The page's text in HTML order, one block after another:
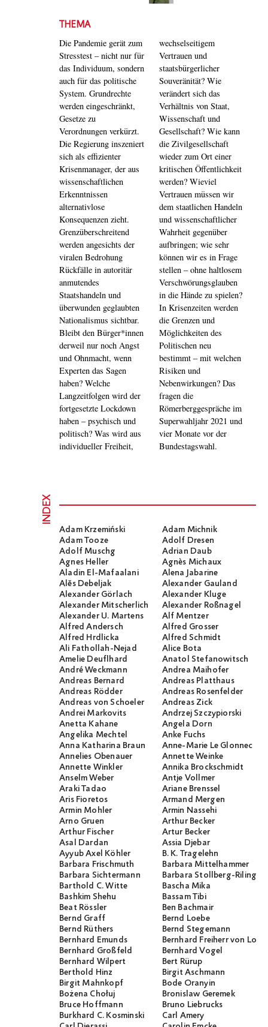
THEMA
Die Pandemie gerät zum
Stresstest – nicht nur für
das Individuum, sondern
auch für das politische
System. Grundrechte
werden eingeschränkt,
Gesetze zu
Verordnungen verkürzt.
Die Regierung inszeniert
sich als effizienter
Krisenmanager, der aus
wissenschaftlichen
Erkenntnissen
alternativlose
Konsequenzen zieht.
Grenzüberschreitend
werden angesichts der
viralen Bedrohung
Rückfälle in autoritär
anmutendes
Staatshandeln und
überwunden geglaubten
Nationalismus sichtbar.
Bleibt den Bürger*innen
derweil nur noch Angst
und Ohnmacht, wenn
Experten das Sagen
haben? Welche
Langzeitfolgen wird der
fortgesetzte Lockdown
haben – psychisch und
politisch? Was wird aus
individueller Freiheit,
wechselseitigem
Vertrauen und
staatsbürgerlicher
Souveränität? Wie
verändert sich das
Verhältnis von Staat,
Wissenschaft und
Gesellschaft? Wie kann
die Zivilgesellschaft
wieder zum Ort einer
kritischen Öffentlichkeit
werden? Wieviel
Vertrauen müssen wir
dem staatlichen Handeln
und wissenschaftlicher
Wahrheit gegenüber
aufbringen; wie sehr
können wir es in Frage
stellen – ohne haltlosem
Verschwörungsglauben
in die Hände zu spielen?
In Krisenzeiten werden
die Grenzen und
Möglichkeiten des
Politischen neu
bestimmt – mit welchen
Risiken und
Nebenwirkungen? Das
fragen die
Römerberggespräche im
Superwahljahr 2021 und
vier Monate vor der
Bundestagswahl.
INDEX
Adam Krzemiński
Adam Michnik
Adam Tooze
Adolf Dresen
Adolf Muschg
Adrian Daub
Agnes Heller
Agnès Michaux
Aladin El-Mafaalani
Alena Jabarine
Alĕs Debeljak
Alexander Gauland
Alexander Görlach
Alexander Kluge
Alexander Mitscherlich
Alexander Roßnagel
Alexander U. Martens
Alf Mentzer
Alfred Andersch
Alfred Grosser
Alfred Hrdlicka
Alfred Schmidt
Ali Fathollah-Nejad
Alice Bota
Amelie Deuflhard
Anatol Stefanowitsch
André Weckmann
Andrea Maihofer
Andreas Bernard
Andreas Platthaus
Andreas Rödder
Andreas Rosenfelder
Andreas von Schoeler
Andreas Zick
Andrei Markovits
Andrzej Szczypiorski
Anetta Kahane
Angela Dorn
Angelika Mechtel
Anke Fuchs
Anna Katharina Braun
Anne-Marie Le Glonnec
Annelies Obenauer
Annette Weinke
Annette Winkler
Annika Brockschmidt
Anselm Weber
Antje Vollmer
Araki Tadao
Ariane Brenssel
Aris Fioretos
Armand Mergen
Armin Mohler
Armin Nassehi
Arno Gruen
Arthur Becker
Arthur Fischer
Artur Becker
Asal Dardan
Assia Djebar
Ayyub Axel Köhler
B. K. Tragelehn
Barbara Frischmuth
Barbara Mittelhammer
Barbara Sichtermann
Barbara Stollberg-Rilinger
Barthold C. Witte
Bascha Mika
Bashkim Shehu
Bassam Tibi
Beat Rössler
Ben Bachmair
Bernd Graff
Bernd Loebe
Bernd Rüthers
Bernd Stegemann
Bernhard Emunds
Bernhard Freiherr von
Bernhard Großfeld
Bernhard Vogel
Bernhard Wilpert
Bert Rürup
Berthold Hinz
Birgit Aschmann
Birgit Mahnkopf
Bode Oranyin
Bożena Chołuj
Bronislaw Geremek
Bruce Hoffmann
Bruno Liebrucks
Burkhard C. Kosminski
Carl Amery